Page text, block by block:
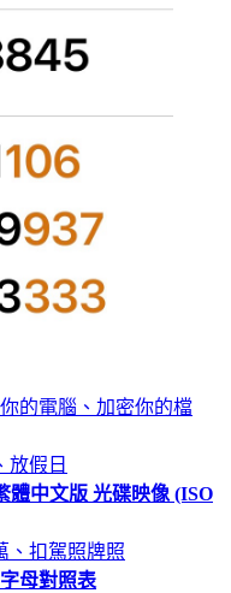
的電腦、加密你的檔
放假日
體中文版 光碟映像 (ISO
、扣駕照牌照
母對照表